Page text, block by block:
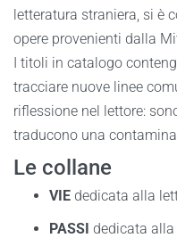
letteratura straniera, si è
opere provenienti dalla
I titoli in catalogo
tracciare nuove linee
riflessione nel lettore:
traducono una
Le collane
VIE dedicata alla
PASSI dedicata